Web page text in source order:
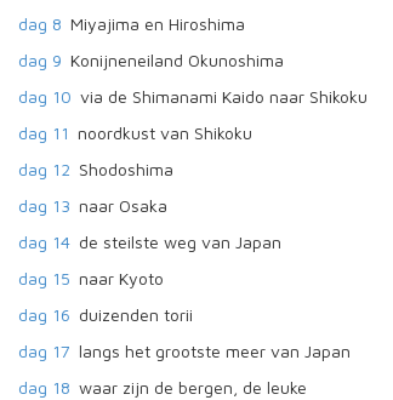
dag 8 Miyajima en Hiroshima
dag 9 Konijneneiland Okunoshima
dag 10 via de Shimanami Kaido naar Shikoku
dag 11 noordkust van Shikoku
dag 12 Shodoshima
dag 13 naar Osaka
dag 14 de steilste weg van Japan
dag 15 naar Kyoto
dag 16 duizenden torii
dag 17 langs het grootste meer van Japan
dag 18 waar zijn de bergen, de leuke